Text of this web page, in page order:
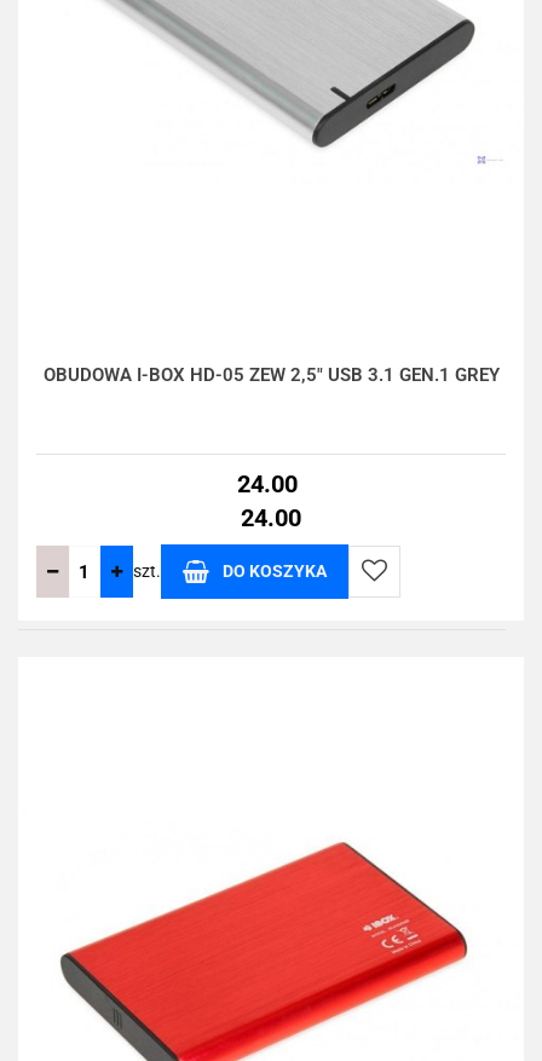
OBUDOWA I-BOX HD-05 ZEW 2,5" USB 3.1 GEN.1 GREY
24.00
24.00
szt. DO KOSZYKA
Do